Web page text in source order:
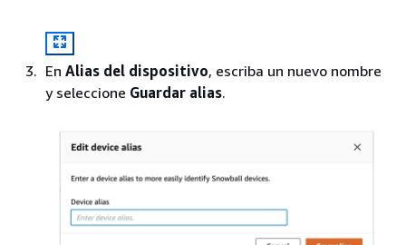
En Alias del dispositivo, escriba un nuevo nombre
y seleccione Guardar alias.